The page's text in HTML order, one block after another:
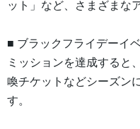
ット」など、さまざまな
■ ブラックフライデーイ
ミッションを達成すると
喚チケットなどシーズン
す。